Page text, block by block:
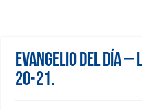
Evangelio del día –
20-21.